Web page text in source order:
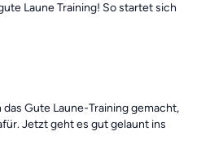
Laune Training! So startet sich
das Gute Laune-Training gemacht,
Jetzt geht es gut gelaunt ins